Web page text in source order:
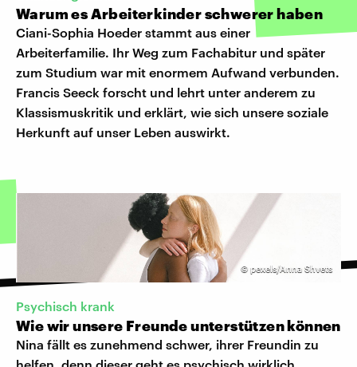
Warum es Arbeiterkinder schwerer haben
Ciani-Sophia Hoeder stammt aus einer
Arbeiterfamilie. Ihr Weg zum Fachabitur und später
zum Studium war mit enormem Aufwand verbunden.
Francis Seeck forscht und lehrt unter anderem zu
Klassismuskritik und erklärt, wie sich unsere soziale
Herkunft auf unser Leben auswirkt.
© pexels/Anna Shvets
Psychisch krank
Wie wir unsere Freunde unterstützen können
Nina fällt es zunehmend schwer, ihrer Freundin zu